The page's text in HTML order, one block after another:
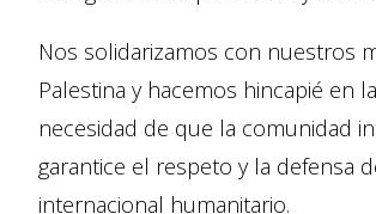
Nos solidarizamos con nuestros
Palestina y hacemos hincapié en
necesidad de que la comunidad
garantice el respeto y la defensa
internacional humanitario.